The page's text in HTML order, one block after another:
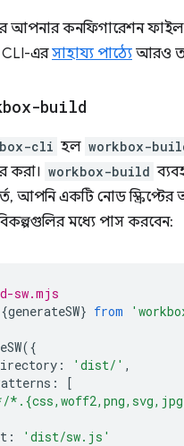
আপনার কনফিগারেশন
CLI-এরসাহায্য পাঠ্যে আরও
build
cli হল workbox-
করা। workbox-build
আপনি একটি নোড স্ক্রিপ্টের
মধ্যে পাস করবেন:
sw.mjs
{generateSW} from
({
: 'dist/' ,
:
[
:
'dist/sw.js'